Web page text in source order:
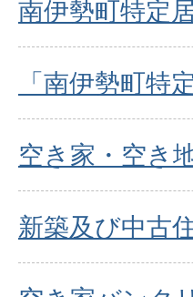
南伊勢町特定
「南伊勢町特
空き家・空き
新築及び中古